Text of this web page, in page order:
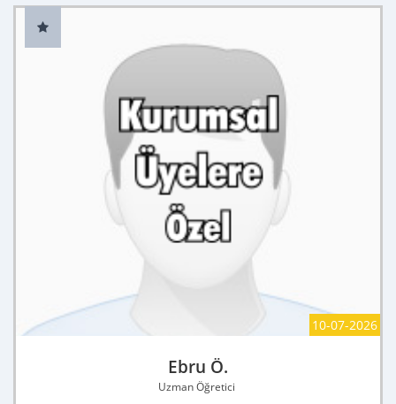
10-07-2026
Ebru Ö.
Uzman Öğretici